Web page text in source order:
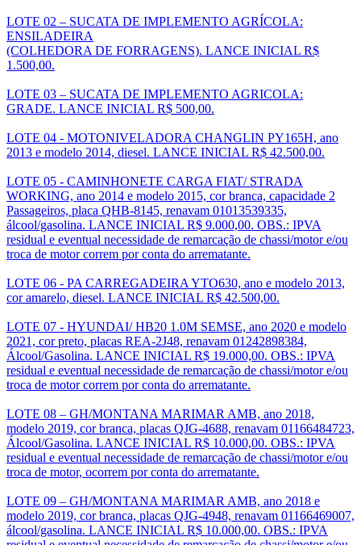
LOTE 02 – SUCATA DE IMPLEMENTO AGRÍCOLA:
ENSILADEIRA
(COLHEDORA DE FORRAGENS). LANCE INICIAL R$
1.500,00.
LOTE 03 – SUCATA DE IMPLEMENTO AGRICOLA:
GRADE. LANCE INICIAL R$ 500,00.
LOTE 04 - MOTONIVELADORA CHANGLIN PY165H, ano
2013 e modelo 2014, diesel. LANCE INICIAL R$ 42.500,00.
LOTE 05 - CAMINHONETE CARGA FIAT/ STRADA
WORKING, ano 2014 e modelo 2015, cor branca, capacidade 2
Passageiros, placa QHB-8145, renavam 01013539335,
álcool/gasolina. LANCE INICIAL R$ 9.000,00. OBS.: IPVA
residual e eventual necessidade de remarcação de chassi/motor e/ou
troca de motor correm por conta do arrematante.
LOTE 06 - PA CARREGADEIRA YTO630, ano e modelo 2013,
cor amarelo, diesel. LANCE INICIAL R$ 42.500,00.
LOTE 07 - HYUNDAI/ HB20 1.0M SEMSE, ano 2020 e modelo
2021, cor preto, placas REA-2J48, renavam 01242898384,
Álcool/Gasolina. LANCE INICIAL R$ 19.000,00. OBS.: IPVA
residual e eventual necessidade de remarcação de chassi/motor e/ou
troca de motor correm por conta do arrematante.
LOTE 08 – GH/MONTANA MARIMAR AMB, ano 2018,
modelo 2019, cor branca, placas QJG-4688, renavam 01166484723,
Álcool/Gasolina. LANCE INICIAL R$ 10.000,00. OBS.: IPVA
residual e eventual necessidade de remarcação de chassi/motor e/ou
troca de motor, ocorrem por conta do arrematante.
LOTE 09 – GH/MONTANA MARIMAR AMB, ano 2018 e
modelo 2019, cor branca, placas QJG-4948, renavam 01166469007,
álcool/gasolina. LANCE INICIAL R$ 10.000,00. OBS.: IPVA